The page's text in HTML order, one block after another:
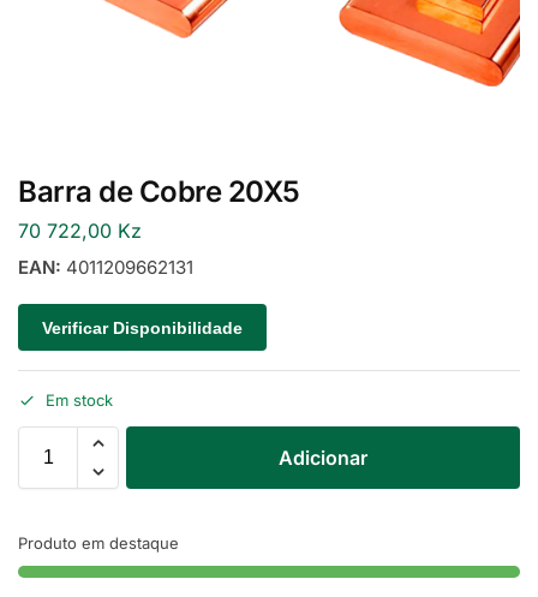
Barra de Cobre 20X5
70 722,00 Kz
EAN: 4011209662131
Verificar Disponibilidade
Em stock
Adicionar
Produto em destaque